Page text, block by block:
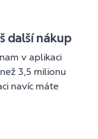
další nákup
v aplikaci
3,5 milionu
navíc máte